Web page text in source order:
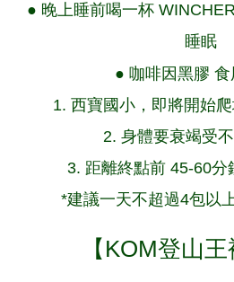
● 晚上睡前喝一杯
睡眠
● 咖啡因黑膠 食
1. 西寶國小，即將開始
2. 身體要衰竭受
3. 距離終點前 45-60分
*建議一天不超過4包以
【KOM登山王